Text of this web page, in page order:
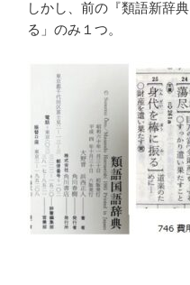
しかし、前の『類語新辞
る」のみ１つ。